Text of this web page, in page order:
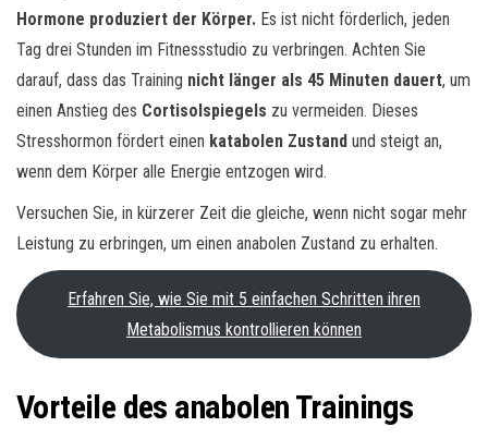
Hormone produziert der Körper. Es ist nicht förderlich, jeden
Tag drei Stunden im Fitnessstudio zu verbringen. Achten Sie
darauf, dass das Training nicht länger als 45 Minuten dauert, um
einen Anstieg des Cortisolspiegels zu vermeiden. Dieses
Stresshormon fördert einen katabolen Zustand und steigt an,
wenn dem Körper alle Energie entzogen wird.
Versuchen Sie, in kürzerer Zeit die gleiche, wenn nicht sogar mehr
Leistung zu erbringen, um einen anabolen Zustand zu erhalten.
Erfahren Sie, wie Sie mit 5 einfachen Schritten ihren
Metabolismus kontrollieren können
Vorteile des anabolen Trainings